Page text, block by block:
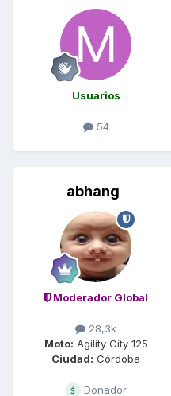
Usuarios
54
abhang
Moderador Global
28,3k
Moto: Agility City 125
Ciudad: Córdoba
Donador